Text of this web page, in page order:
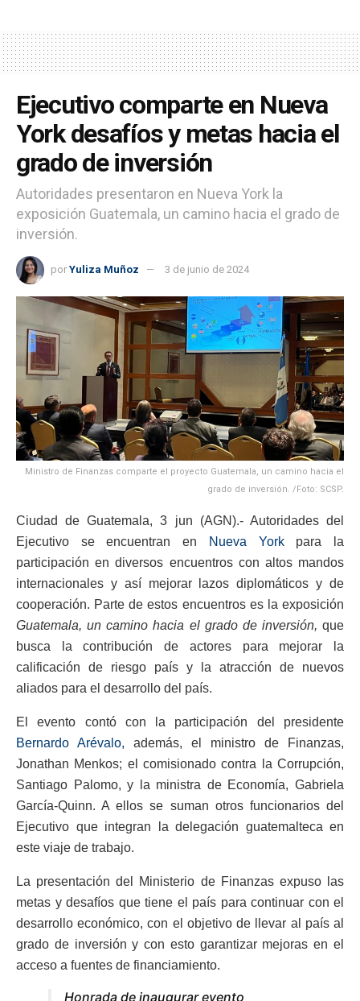
Ejecutivo comparte en Nueva
York desafíos y metas hacia el
grado de inversión
Autoridades presentaron en Nueva York la
exposición Guatemala, un camino hacia el grado de
inversión.
por Yuliza Muñoz 3 de junio de 2024
Ministro de Finanzas comparte el proyecto Guatemala, un camino hacia el
grado de inversión. /Foto: SCSP.
Ciudad de Guatemala, 3 jun (AGN).- Autoridades del
Ejecutivo se encuentran en
Nueva Yorkpara la
participación en diversos encuentros con altos mandos
internacionales y así mejorar lazos diplomáticos y de
cooperación. Parte de estos encuentros es la exposición
Guatemala, un camino hacia el grado de inversión, que
busca la contribución de actores para mejorar la
calificación de riesgo país y la atracción de nuevos
aliados para el desarrollo del país.
El evento contó con la participación del presidente
Bernardo Arévalo, además, el ministro de Finanzas,
Jonathan Menkos; el comisionado contra la Corrupción,
Santiago Palomo, y la ministra de Economía, Gabriela
García-Quinn. A ellos se suman otros funcionarios del
Ejecutivo que integran la delegación guatemalteca en
este viaje de trabajo.
La presentación del Ministerio de Finanzas expuso las
metas y desafíos que tiene el país para continuar con el
desarrollo económico, con el objetivo de llevar al país al
grado de inversión y con esto garantizar mejoras en el
acceso a fuentes de financiamiento.
Honrada de inaugurar evento